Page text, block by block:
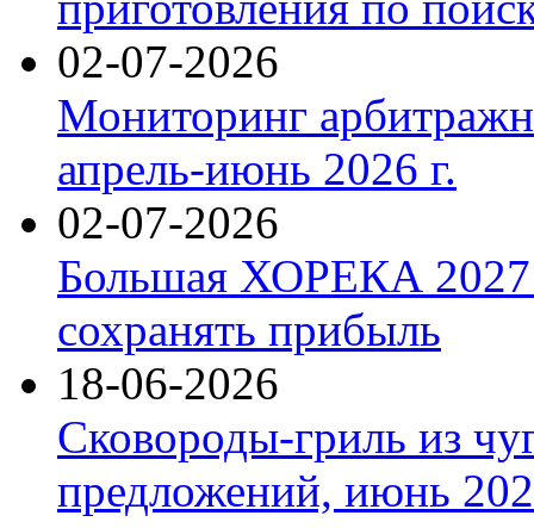
02-07-2026
Мониторинг
апрель-июнь 2026 г.
02-07-2026
Большая ХОРЕКА 2027:
сохранять прибыль
18-06-2026
Сковороды-гриль из
предложений, июнь